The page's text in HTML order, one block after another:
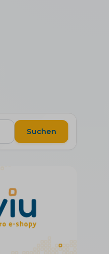
Suchen